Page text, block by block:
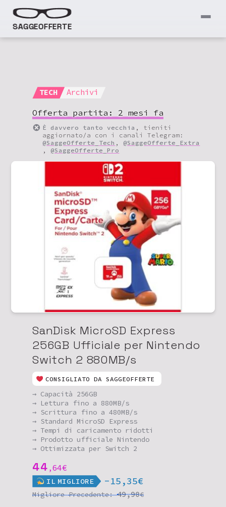
SAGGEOFFERTE
TECH Archivi
Offerta partita: 2 mesi fa
È davvero tanto vecchia , tieniti
aggiornato/a con i canali Telegram:
@SaggeOfferte_Tech , @SaggeOfferte_Extra
, @SaggeOfferte_Pro
SanDisk MicroSD Express
256GB Ufficiale per Nintendo
Switch 2 880MB/s
CONSIGLIATO DA SAGGEOFFERTE
→ Capacità 256GB
→ Lettura fino a 880MB/s
→ Scrittura fino a 480MB/s
→ Standard MicroSD Express
→ Tempi di caricamento ridotti
→ Prodotto ufficiale Nintendo
→ Ottimizzata per Switch 2
44 ,64€
IL MIGLIORE -15,35€
MigliorePrecedente:49,90€